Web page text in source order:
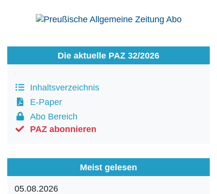
Die aktuelle PAZ 32/2026
Inhaltsverzeichnis
E-Paper
Abo Bereich
PAZ abonnieren
Meist gelesen
05.08.2026